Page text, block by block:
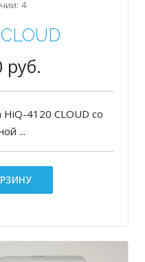
4
руб.
4120 CLOUD со
...